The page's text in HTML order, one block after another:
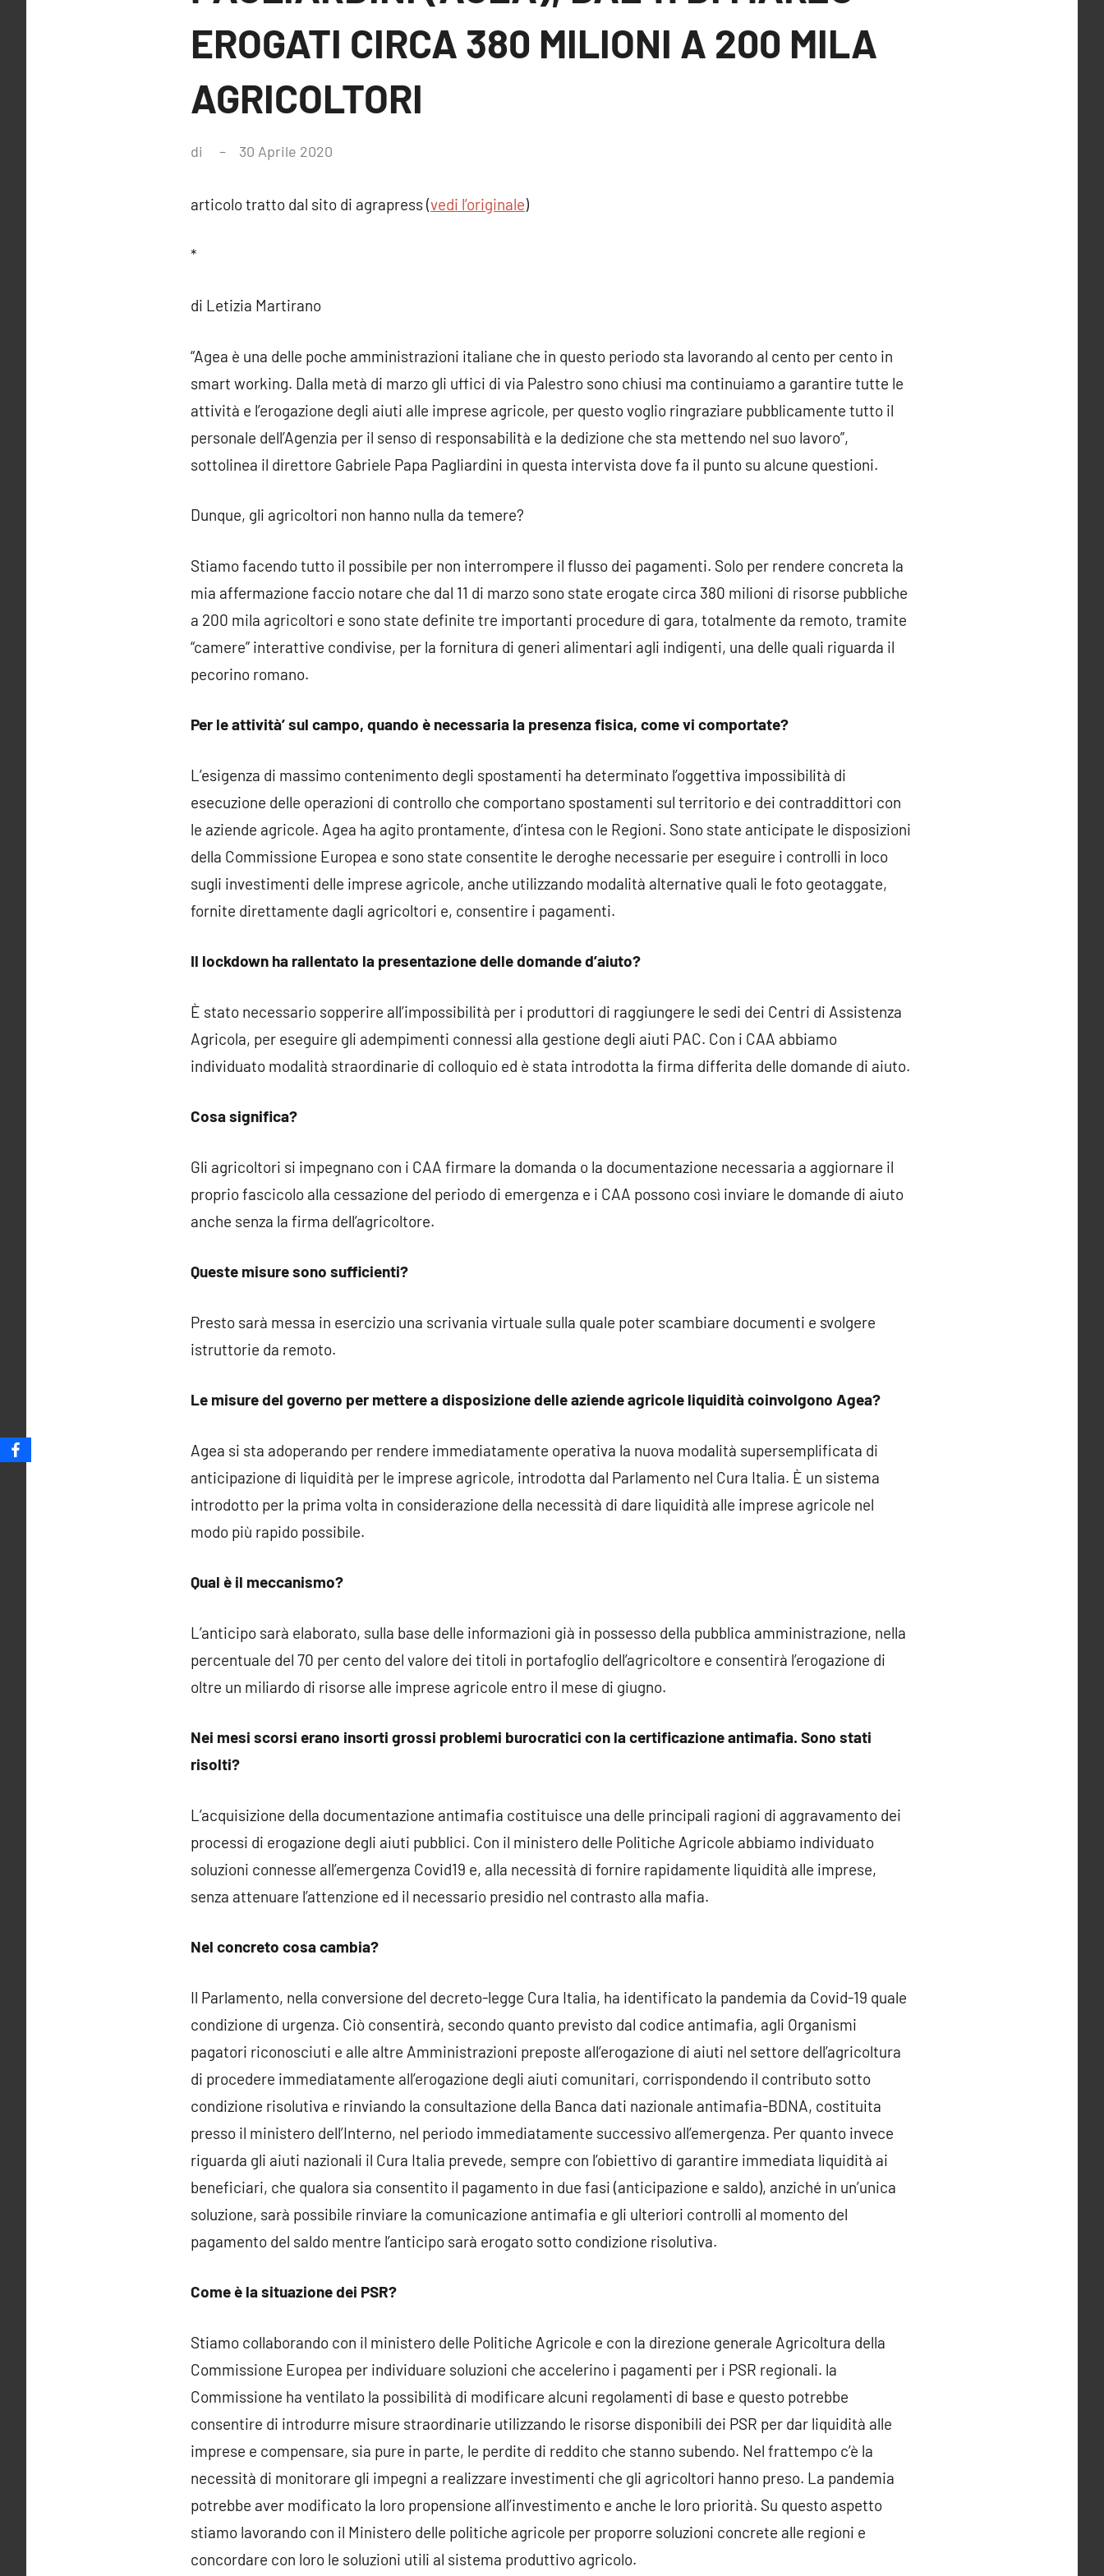
EROGATI CIRCA 380 MILIONI A 200 MILA
AGRICOLTORI
di 30 Aprile 2020
articolo tratto dal sito di agrapress (vedi l’originale)
*
di Letizia Martirano
“Agea è una delle poche amministrazioni italiane che in questo periodo sta lavorando al cento per cento in
smart working. Dalla metà di marzo gli uffici di via Palestro sono chiusi ma continuiamo a garantire tutte le
attività e l’erogazione degli aiuti alle imprese agricole, per questo voglio ringraziare pubblicamente tutto il
personale dell’Agenzia per il senso di responsabilità e la dedizione che sta mettendo nel suo lavoro”,
sottolinea il direttore Gabriele Papa Pagliardini in questa intervista dove fa il punto su alcune questioni.
Dunque, gli agricoltori non hanno nulla da temere?
Stiamo facendo tutto il possibile per non interrompere il flusso dei pagamenti. Solo per rendere concreta la
mia affermazione faccio notare che dal 11 di marzo sono state erogate circa 380 milioni di risorse pubbliche
a 200 mila agricoltori e sono state definite tre importanti procedure di gara, totalmente da remoto, tramite
“camere” interattive condivise, per la fornitura di generi alimentari agli indigenti, una delle quali riguarda il
pecorino romano.
Per le attività’ sul campo, quando è necessaria la presenza fisica, come vi comportate?
L’esigenza di massimo contenimento degli spostamenti ha determinato l’oggettiva impossibilità di
esecuzione delle operazioni di controllo che comportano spostamenti sul territorio e dei contraddittori con
le aziende agricole. Agea ha agito prontamente, d’intesa con le Regioni. Sono state anticipate le disposizioni
della Commissione Europea e sono state consentite le deroghe necessarie per eseguire i controlli in loco
sugli investimenti delle imprese agricole, anche utilizzando modalità alternative quali le foto geotaggate,
fornite direttamente dagli agricoltori e, consentire i pagamenti.
Il lockdown ha rallentato la presentazione delle domande d’aiuto?
È stato necessario sopperire all’impossibilità per i produttori di raggiungere le sedi dei Centri di Assistenza
Agricola, per eseguire gli adempimenti connessi alla gestione degli aiuti PAC. Con i CAA abbiamo
individuato modalità straordinarie di colloquio ed è stata introdotta la firma differita delle domande di aiuto.
Cosa significa?
Gli agricoltori si impegnano con i CAA firmare la domanda o la documentazione necessaria a aggiornare il
proprio fascicolo alla cessazione del periodo di emergenza e i CAA possono così inviare le domande di aiuto
anche senza la firma dell’agricoltore.
Queste misure sono sufficienti?
Presto sarà messa in esercizio una scrivania virtuale sulla quale poter scambiare documenti e svolgere
istruttorie da remoto.
Le misure del governo per mettere a disposizione delle aziende agricole liquidità coinvolgono Agea?
Agea si sta adoperando per rendere immediatamente operativa la nuova modalità supersemplificata di
anticipazione di liquidità per le imprese agricole, introdotta dal Parlamento nel Cura Italia. È un sistema
introdotto per la prima volta in considerazione della necessità di dare liquidità alle imprese agricole nel
modo più rapido possibile.
Qual è il meccanismo?
L’anticipo sarà elaborato, sulla base delle informazioni già in possesso della pubblica amministrazione, nella
percentuale del 70 per cento del valore dei titoli in portafoglio dell’agricoltore e consentirà l’erogazione di
oltre un miliardo di risorse alle imprese agricole entro il mese di giugno.
Nei mesi scorsi erano insorti grossi problemi burocratici con la certificazione antimafia. Sono stati
risolti?
L’acquisizione della documentazione antimafia costituisce una delle principali ragioni di aggravamento dei
processi di erogazione degli aiuti pubblici. Con il ministero delle Politiche Agricole abbiamo individuato
soluzioni connesse all’emergenza Covid19 e, alla necessità di fornire rapidamente liquidità alle imprese,
senza attenuare l’attenzione ed il necessario presidio nel contrasto alla mafia.
Nel concreto cosa cambia?
Il Parlamento, nella conversione del decreto-legge Cura Italia, ha identificato la pandemia da Covid-19 quale
condizione di urgenza. Ciò consentirà, secondo quanto previsto dal codice antimafia, agli Organismi
pagatori riconosciuti e alle altre Amministrazioni preposte all’erogazione di aiuti nel settore dell’agricoltura
di procedere immediatamente all’erogazione degli aiuti comunitari, corrispondendo il contributo sotto
condizione risolutiva e rinviando la consultazione della Banca dati nazionale antimafia-BDNA, costituita
presso il ministero dell’Interno, nel periodo immediatamente successivo all’emergenza. Per quanto invece
riguarda gli aiuti nazionali il Cura Italia prevede, sempre con l’obiettivo di garantire immediata liquidità ai
beneficiari, che qualora sia consentito il pagamento in due fasi (anticipazione e saldo), anziché in un’unica
soluzione, sarà possibile rinviare la comunicazione antimafia e gli ulteriori controlli al momento del
pagamento del saldo mentre l’anticipo sarà erogato sotto condizione risolutiva.
Come è la situazione dei PSR?
Stiamo collaborando con il ministero delle Politiche Agricole e con la direzione generale Agricoltura della
Commissione Europea per individuare soluzioni che accelerino i pagamenti per i PSR regionali. la
Commissione ha ventilato la possibilità di modificare alcuni regolamenti di base e questo potrebbe
consentire di introdurre misure straordinarie utilizzando le risorse disponibili dei PSR per dar liquidità alle
imprese e compensare, sia pure in parte, le perdite di reddito che stanno subendo. Nel frattempo c’è la
necessità di monitorare gli impegni a realizzare investimenti che gli agricoltori hanno preso. La pandemia
potrebbe aver modificato la loro propensione all’investimento e anche le loro priorità. Su questo aspetto
stiamo lavorando con il Ministero delle politiche agricole per proporre soluzioni concrete alle regioni e
concordare con loro le soluzioni utili al sistema produttivo agricolo.